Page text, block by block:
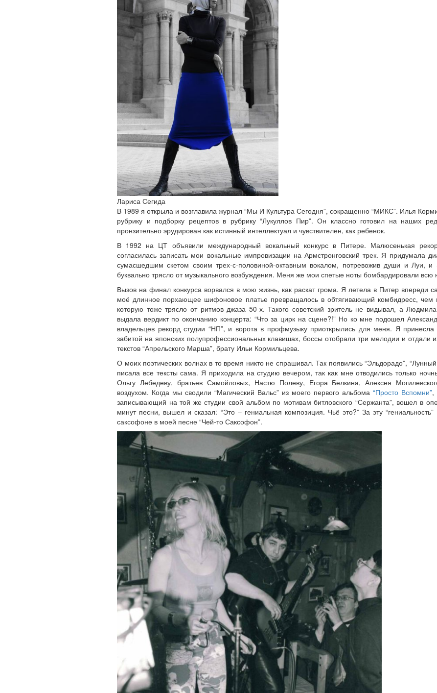
Лариса Сегида
В 1989 я открыла и возглавила журнал “Мы И Культура Сегодня”, сокращенно “МИКС”. Илья
рубрику и подборку рецептов в рубрику “Лукуллов Пир”. Он классно готовил на наших
пронзительно эрудирован как истинный интеллектуал и чувствителен, как ребенок.
В 1992 на ЦТ объявили международный вокальный конкурс в Питере. Малюсенькая
согласилась записать мои вокальные импровизации на Армстронговский трек. Я придумала
сумасшедшим скетом своим трех-с-половиной-октавным вокалом, потревожив души и Луи,
буквально трясло от музыкального возбуждения. Меня же мои спетые ноты бомбардировали всю
Вызов на финал конкурса ворвался в мою жизнь, как раскат грома. Я летела в Питер впереди
моё длинное порхающее шифоновое платье превращалось в обтягивающий комбидресс, чем
которую тоже трясло от ритмов джаза 50-х. Такого советский зритель не видывал, а
выдала вердикт по окончанию концерта: “Что за цирк на сцене?!” Но ко мне подошел
владельцев рекорд студии “НП”, и ворота в профмузыку приоткрылись для меня. Я принесла
забитой на японских полупрофессиональных клавишах, боссы отобрали три мелодии и отдали
текстов “Апрельского Марша”, брату Ильи Кормильцева.
О моих поэтических волнах в то время никто не спрашивал. Так появились “Эльдорадо”,
писала все тексты сама. Я приходила на студию вечером, так как мне отводились только
Ольгу Лебедеву, братьев Самойловых, Настю Полеву, Егора Белкина, Алексея
воздухом. Когда мы сводили “Магический Вальс” из моего первого альбома “Просто Вспомни”,
записывающий на той же студии свой альбом по мотивам битловского “Сержанта”, вошел в
минут песни, вышел и сказал: “Это – гениальная композиция. Чьё это?” За эту
саксофоне в моей песне “Чей-то Саксофон”.